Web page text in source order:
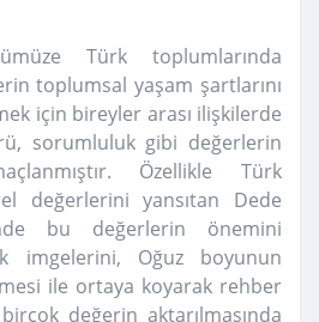
Türk toplumlarında
toplumsal yaşam şartlarını
için bireyler arası ilişkilerde
sorumluluk gibi değerlerin
Özellikle Türk
değerlerini yansıtan Dede
bu değerlerin önemini
imgelerini, Oğuz boyunun
ile ortaya koyarak rehber
değerin aktarılmasında